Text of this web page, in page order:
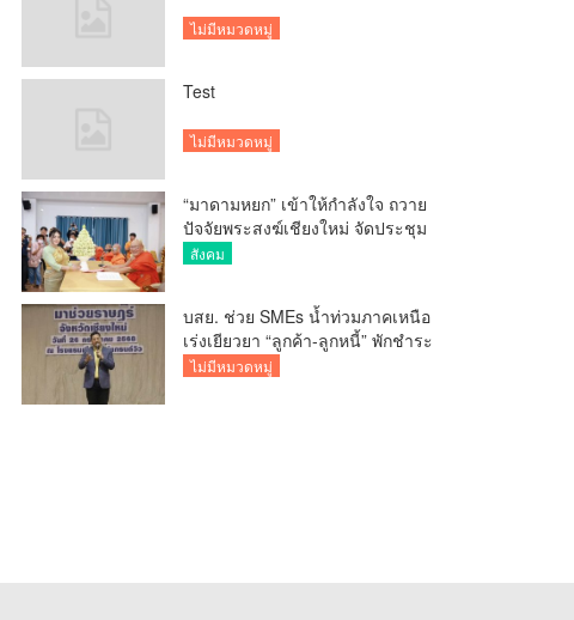
ไม่มีหมวดหมู่
Test
ไม่มีหมวดหมู่
“มาดามหยก” เข้าให้กำลังใจ ถวาย
ปัจจัยพระสงฆ์เชียงใหม่ จัดประชุม
ทำบัญชีรายรับรายจ่ายของวัด กว่า
สังคม
บสย. ช่วย SMEs น้ำท่วมภาคเหนือ
เร่งเยียวยา “ลูกค้า-ลูกหนี้” พักชำระ
ค่าธรรมเนียม-ค่างวด
ไม่มีหมวดหมู่